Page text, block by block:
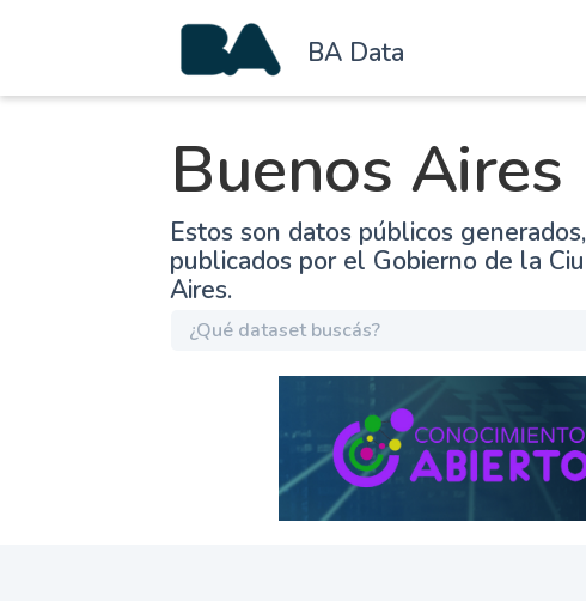
BA Data
Buenos Aires
Estos son datos públicos
publicados por el Gobierno de la
Aires.